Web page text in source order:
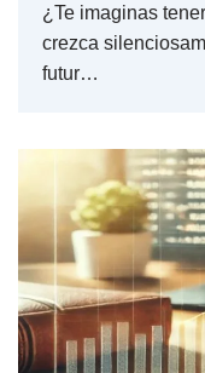
¿Te imaginas
crezca
futur…